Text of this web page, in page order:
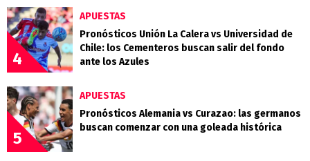
4
APUESTAS
Pronósticos Unión La Calera vs Universidad de
Chile: los Cementeros buscan salir del fondo
ante los Azules
5
APUESTAS
Pronósticos Alemania vs Curazao: las germanos
buscan comenzar con una goleada histórica